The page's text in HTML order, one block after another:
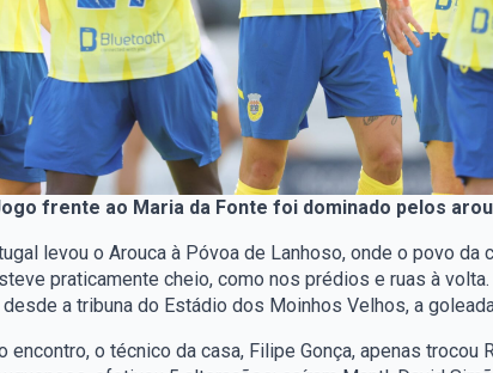
frente ao Maria da Fonte foi dominado pelos
levou o Arouca à Póvoa de Lanhoso, onde o povo da
praticamente cheio, como nos prédios e ruas à
a tribuna do Estádio dos Moinhos Velhos, a
encontro, o técnico da casa, Filipe Gonça, apenas trocou